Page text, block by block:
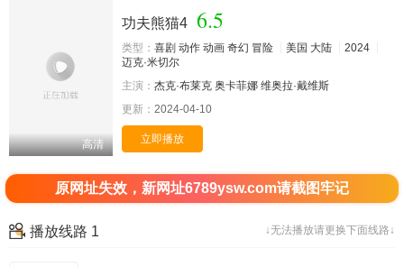
高清
功夫熊猫4 6.5
类型： 喜剧 动作 动画 奇幻 冒险 美国 大陆
2024
迈克·米切尔
主演： 杰克·布莱克 奥卡菲娜 维奥拉·戴维斯
更新： 2024-04-10
立即播放
原网址失效，新网址6789ysw.com请截图牢记
↓无法播放请更换下面线路↓
播放线路 1